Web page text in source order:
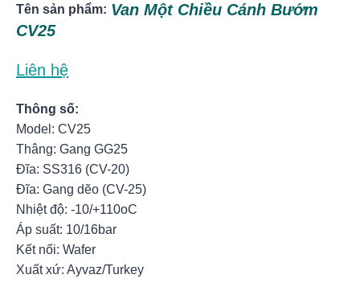
Tên sản phẩm: Van Một Chiều Cánh Bướm
CV25
Liên hệ
Thông số:
Model: CV25
Thâng: Gang GG25
Đĩa: SS316 (CV-20)
Đĩa: Gang dẽo (CV-25)
Nhiệt độ: -10/+110oC
Áp suất: 10/16bar
Kết nối: Wafer
Xuất xứ: Ayvaz/Turkey